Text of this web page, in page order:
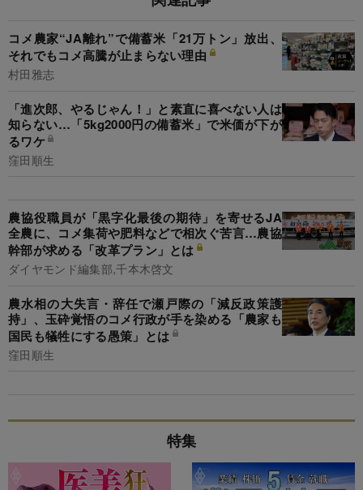
コメ農家“JA離れ”で備蓄米「21万トン」放出、
それでもコメ高騰が止まらない理由
村田雅志
「進次郎、やるじゃん！」と素直に喜べない人は
知らない…「5kg2000円の備蓄米」で米価が下が
るワケ
窪田順生
農協役職員が「黒字化最後の期待」を寄せるJA
全農に、コメ集荷や肥料などで相次ぐ苦言…農協
幹部が求める「改革プラン」とは
ダイヤモンド編集部,千本木啓文
農水相の大失言・辞任で瀬戸際の「減反政策護
持」、玉砕覚悟のコメ行政が手を染める「農家も
国民も犠牲にする愚策」とは
窪田順生
特集